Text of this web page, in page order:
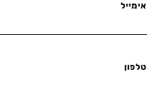
אימייל
טלפון